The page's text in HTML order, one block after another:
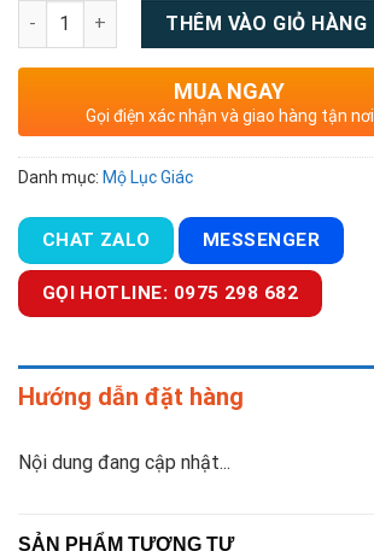
Số lượng THÊM VÀO GIỎ HÀNG
MUA NGAY
Gọi điện xác nhận và giao hàng tận nơi
Danh mục: Mộ Lục Giác
CHAT ZALO MESSENGER
GỌI HOTLINE: 0975 298 682
Hướng dẫn đặt hàng
Nội dung đang cập nhật...
SẢN PHẨM TƯƠNG TỰ